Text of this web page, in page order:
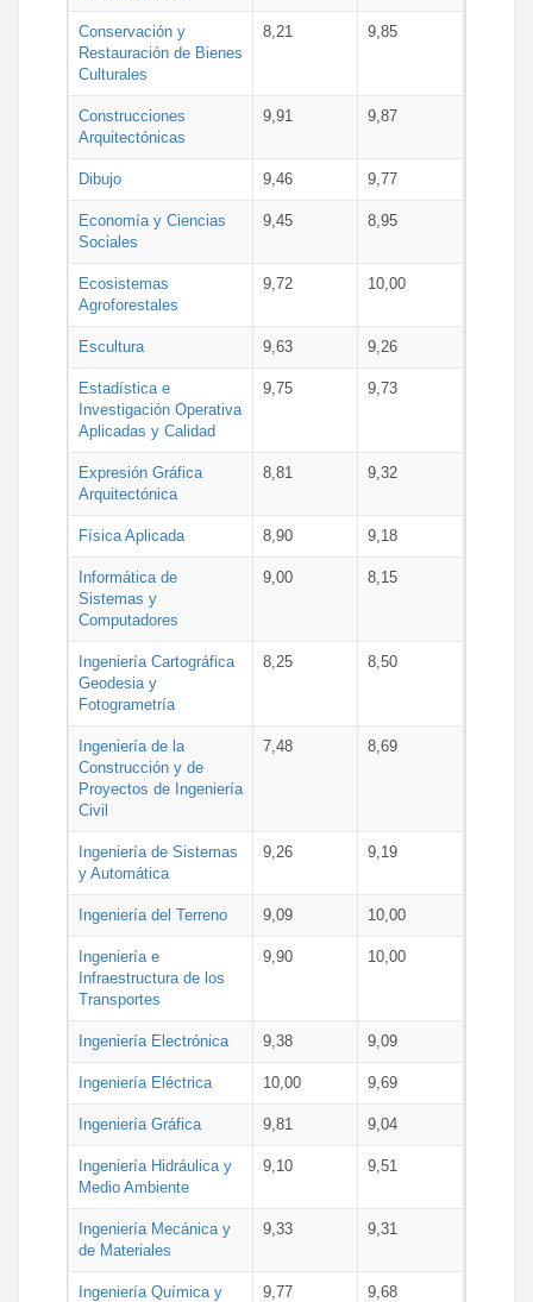
Conservación y
Restauración de Bienes
Culturales
8,21 9,85
Construcciones
Arquitectónicas
9,91 9,87
Dibujo 9,46 9,77
Economía y Ciencias
Sociales
9,45 8,95
Ecosistemas
Agroforestales
9,72 10,00
Escultura 9,63 9,26
Estadística e
Investigación Operativa
Aplicadas y Calidad
9,75 9,73
Expresión Gráfica
Arquitectónica
8,81 9,32
Física Aplicada 8,90 9,18
Informática de
Sistemas y
Computadores
9,00 8,15
Ingeniería Cartográfica
Geodesia y
Fotogrametría
8,25 8,50
Ingeniería de la
Construcción y de
Proyectos de Ingeniería
Civil
7,48 8,69
Ingeniería de Sistemas
y Automática
9,26 9,19
Ingeniería del Terreno 9,09 10,00
Ingeniería e
Infraestructura de los
Transportes
9,90 10,00
Ingeniería Electrónica 9,38 9,09
Ingeniería Eléctrica 10,00 9,69
Ingeniería Gráfica 9,81 9,04
Ingeniería Hidráulica y
Medio Ambiente
9,10 9,51
Ingeniería Mecánica y
de Materiales
9,33 9,31
Ingeniería Química y
9,77 9,68